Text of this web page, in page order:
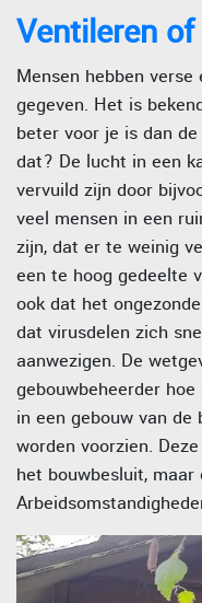
Ventileren
Mensen hebben
gegeven. Het is
beter voor je is dan
dat? De lucht in een
vervuild zijn door
veel mensen in een
zijn, dat er te weinig
een te hoog gedeelte
ook dat het
dat virusdelen zich
aanwezigen. De
gebouwbeheerder
in een gebouw van
worden voorzien.
het bouwbesluit, maar